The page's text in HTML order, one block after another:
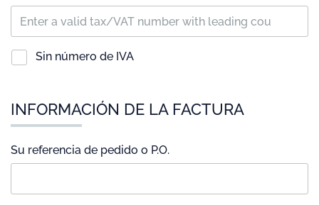
Sin número de IVA
INFORMACIÓN DE LA FACTURA
Su referencia de pedido o P.O.